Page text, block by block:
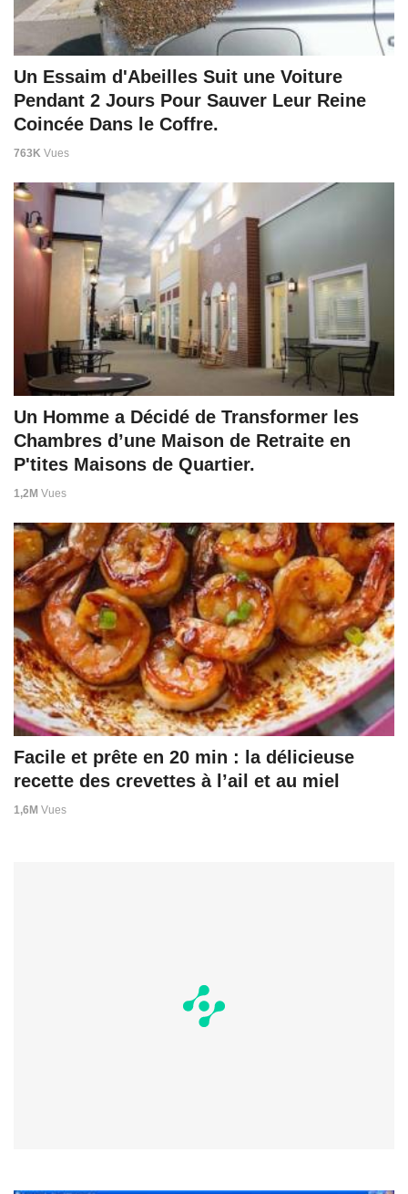
Un Essaim d'Abeilles Suit une Voiture
Pendant 2 Jours Pour Sauver Leur Reine
Coincée Dans le Coffre.
763K Vues
Un Homme a Décidé de Transformer les
Chambres d’une Maison de Retraite en
P'tites Maisons de Quartier.
1,2M Vues
Facile et prête en 20 min : la délicieuse
recette des crevettes à l’ail et au miel
1,6M Vues